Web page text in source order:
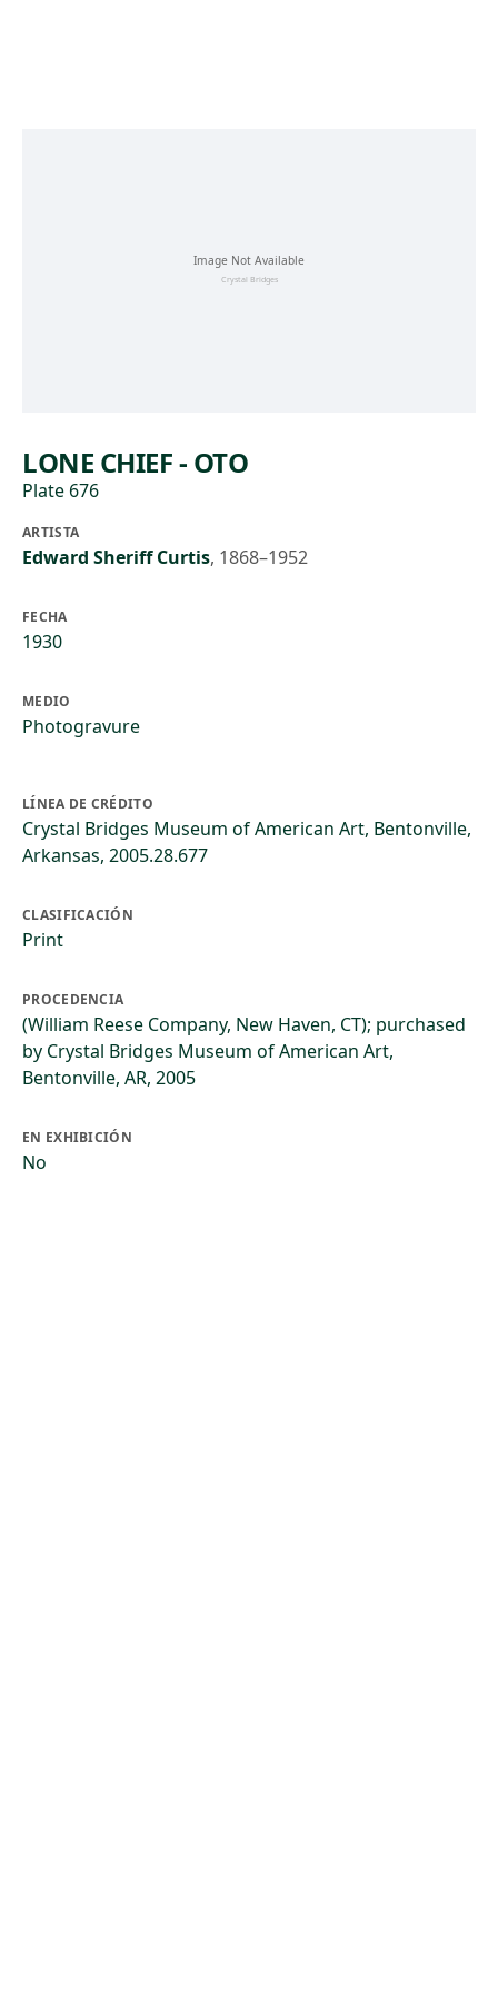
LONE CHIEF - OTO
Plate 676
ARTISTA
Edward Sheriff Curtis, 1868–1952
FECHA
1930
MEDIO
Photogravure
LÍNEA DE CRÉDITO
Crystal Bridges Museum of American Art, Bentonville,
Arkansas, 2005.28.677
CLASIFICACIÓN
Print
PROCEDENCIA
(William Reese Company, New Haven, CT); purchased
by Crystal Bridges Museum of American Art,
Bentonville, AR, 2005
EN EXHIBICIÓN
No